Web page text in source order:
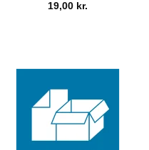
19,00 kr.